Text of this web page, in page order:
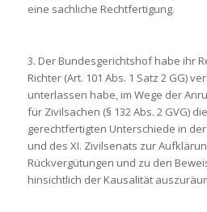
eine sachliche Rechtfertigung.
3. Der Bundesgerichtshof habe ihr
Richter (Art. 101 Abs. 1 Satz 2 GG)
unterlassen habe, im Wege der
für Zivilsachen (§ 132 Abs. 2 GVG)
gerechtfertigten Unterschiede in
und des XI. Zivilsenats zur
Rückvergütungen und zu den
hinsichtlich der Kausalität